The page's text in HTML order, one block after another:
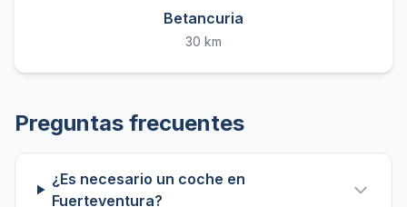
Betancuria
30 km
Preguntas frecuentes
¿Es necesario un coche en
Fuerteventura?